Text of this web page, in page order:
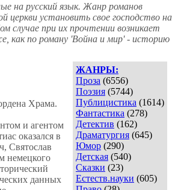
на русский язык. Жанр романов
установить свое господство на
при их прочтении возникает
как по роману 'Война и мир' - историю
ЖАНРЫ:
Проза (6556)
Поэзия (5744)
Публицистика (1614)
Фантастика (278)
Детектив (162)
Драматургия (645)
Юмор (290)
Детская (540)
Сказки (23)
Естеств.науки (605)
Храма.
и агентом
оказался в
Святослав
немецкого
данных